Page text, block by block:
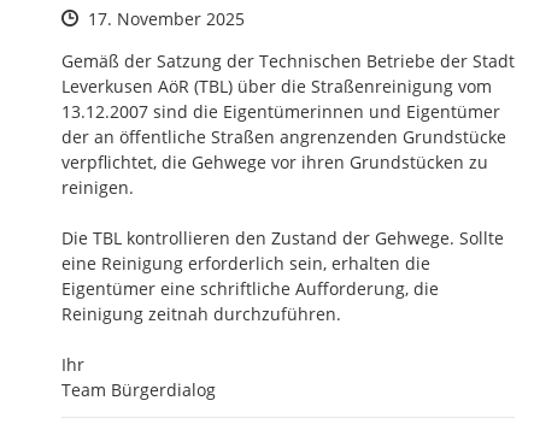
Zeitpunkt des Erstellens
17. November 2025
Gemäß der Satzung der Technischen Betriebe der Stadt
Leverkusen AöR (TBL) über die Straßenreinigung vom
13.12.2007 sind die Eigentümerinnen und Eigentümer
der an öffentliche Straßen angrenzenden Grundstücke
verpflichtet, die Gehwege vor ihren Grundstücken zu
reinigen.
Die TBL kontrollieren den Zustand der Gehwege. Sollte
eine Reinigung erforderlich sein, erhalten die
Eigentümer eine schriftliche Aufforderung, die
Reinigung zeitnah durchzuführen.
Ihr
Team Bürgerdialog